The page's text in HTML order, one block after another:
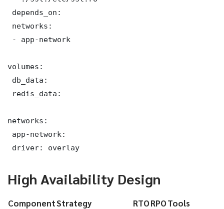
depends_on:
networks:
- app-network
volumes:
db_data:
redis_data:
networks:
app-network:
driver: overlay
High Availability Design
ComponentStrategy RTORPOTools